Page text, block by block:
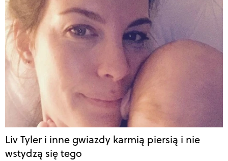
Liv Tyler i inne gwiazdy karmią piersią i nie
wstydzą się tego